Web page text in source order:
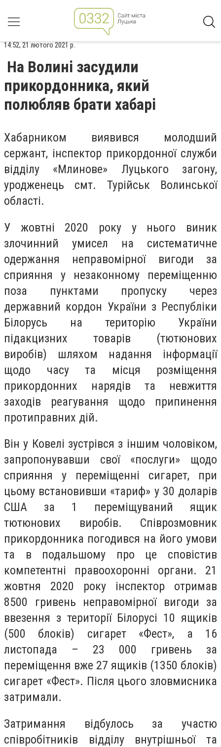
14:52, 21 лютого 2021 р.
На Волині засудили
прикордонника, який
полюбляв брати хабарі
Хабарником виявився молодший
сержант, інспектор прикордонної служби
відділу «Млинове» Луцького загону,
уродженець смт. Турійськ Волинської
області.
У жовтні 2020 року у нього виник
злочинний умисел на систематичне
одержання неправомірної вигоди за
сприяння у незаконному переміщенню
поза пунктами пропуску через
державний кордон України з Республіки
Білорусь на територію України
підакцизних товарів (тютюнових
виробів) шляхом надання інформації
щодо часу та місця розміщення
прикордонних нарядів та невжиття
заходів реагування щодо припинення
протиправних дій.
Він у Ковелі зустрівся з іншим чоловіком,
запропонувавши свої «послуги» щодо
сприяння у переміщенні сигарет, при
цьому встановивши «тариф» у 30 доларів
США за 1 переміщуваний ящик
тютюнових виробів. Співрозмовник
прикордонника погодився на його умови
та в подальшому про це сповістив
компетентні правоохоронні органи. 21
жовтня 2020 року інспектор отримав
8500 гривень неправомірної вигоди за
ввезення з території Білорусі 10 ящиків
(500 блоків) сигарет «Фест», а 16
листопада – 23 000 гривень за
переміщення вже 27 ящиків (1350 блоків)
сигарет «Фест». Після цього зловмисника
затримали.
Затримання відбулось за участю
співробітників відділу внутрішньої та